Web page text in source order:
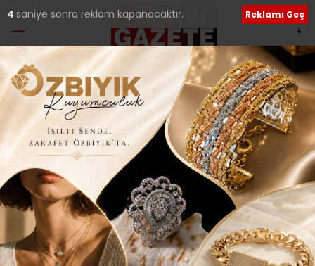
Etiket:Yılmaz Morgül
3 saniye sonra reklam kapanacaktır. Reklamı Geç